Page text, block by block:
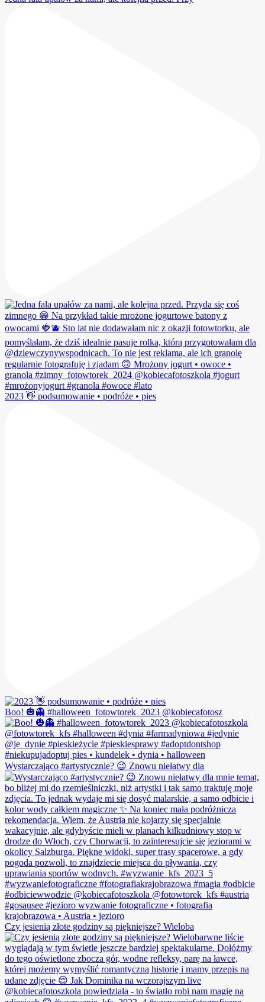
2023 👋 podsumowanie • podróże • pies
Boo! 🎃👻 #halloween_fotowtorek_2023 @kobiecafotosz
Wystarczająco #artystycznie? 😉 Znowu niełatwy dla
Czy jesienią złote godziny są piękniejsze? Wieloba